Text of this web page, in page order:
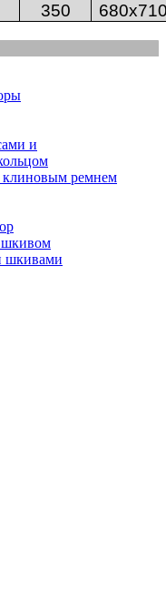
350
и
ремнем
шкивом
шкивами